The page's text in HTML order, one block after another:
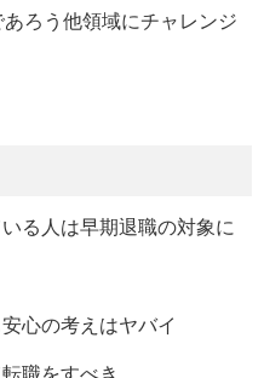
ろう他領域にチャレンジ
る人は早期退職の対象に
心の考えはヤバイ
職をすべき